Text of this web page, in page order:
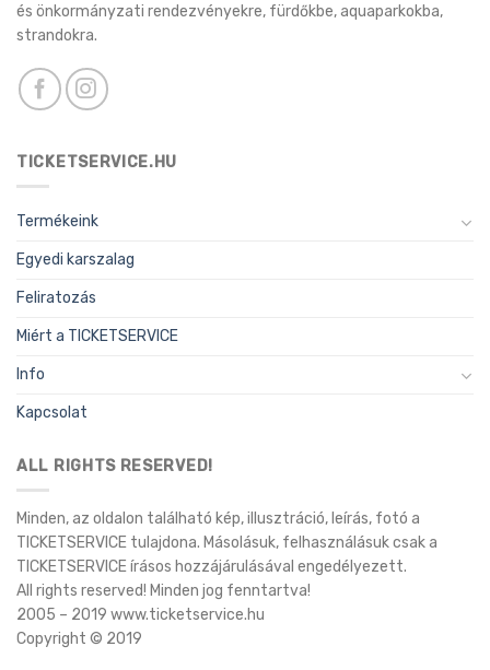
és önkormányzati rendezvényekre, fürdőkbe, aquaparkokba,
strandokra.
TICKETSERVICE.HU
Termékeink
Egyedi karszalag
Feliratozás
Miért a TICKETSERVICE
Info
Kapcsolat
ALL RIGHTS RESERVED!
Minden, az oldalon található kép, illusztráció, leírás, fotó a
TICKETSERVICE tulajdona. Másolásuk, felhasználásuk csak a
TICKETSERVICE írásos hozzájárulásával engedélyezett.
All rights reserved! Minden jog fenntartva!
2005 – 2019 www.ticketservice.hu
Copyright © 2019